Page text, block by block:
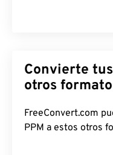
Convierte tus
otros
FreeConvert.com
PPM a estos otros